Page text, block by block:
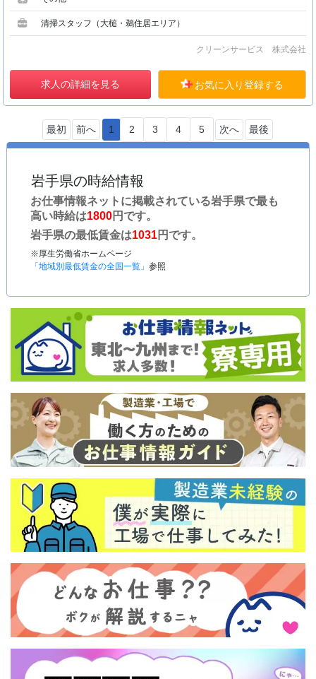
清掃スタッフ（大槌・鵜住居エリア）
クリーンサービス 株式会社
求人の詳細を見る お気に入り登録する
最初 前へ 1 2 3 4 5 次へ 最後
岩手県の時給情報
お仕事情報ネットに掲載されている岩手県で最も
高い時給は1800円です。
岩手県の最低賃金は1031円です。
※厚生労働省ホームページ
「地域別最低賃金の全国一覧」 参照